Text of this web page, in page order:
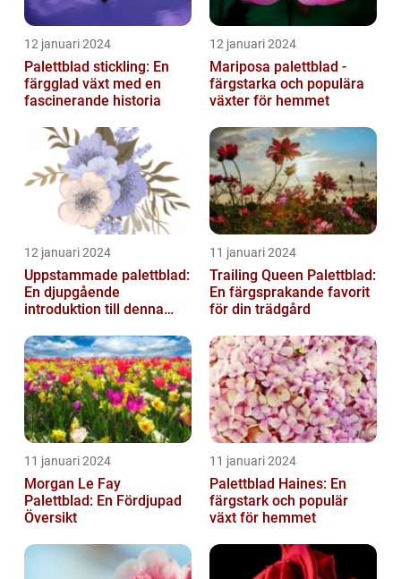
12 januari 2024
Palettblad stickling: En
färgglad växt med en
fascinerande historia
12 januari 2024
Mariposa palettblad -
färgstarka och populära
växter för hemmet
12 januari 2024
Uppstammade palettblad:
En djupgående
introduktion till denna
11 januari 2024
Trailing Queen Palettblad:
En färgsprakande favorit
för din trädgård
11 januari 2024
Morgan Le Fay
Palettblad: En Fördjupad
Översikt
11 januari 2024
Palettblad Haines: En
färgstark och populär
växt för hemmet